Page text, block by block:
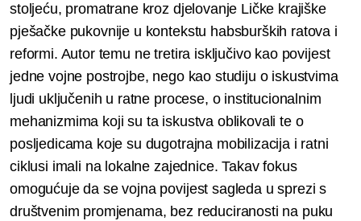
stoljeću, promatrane kroz djelovanje Ličke krajiške
pješačke pukovnije u kontekstu habsburških ratova i
reformi. Autor temu ne tretira isključivo kao povijest
jedne vojne postrojbe, nego kao studiju o iskustvima
ljudi uključenih u ratne procese, o institucionalnim
mehanizmima koji su ta iskustva oblikovali te o
posljedicama koje su dugotrajna mobilizacija i ratni
ciklusi imali na lokalne zajednice. Takav fokus
omogućuje da se vojna povijest sagleda u sprezi s
društvenim promjenama, bez reduciranosti na puku